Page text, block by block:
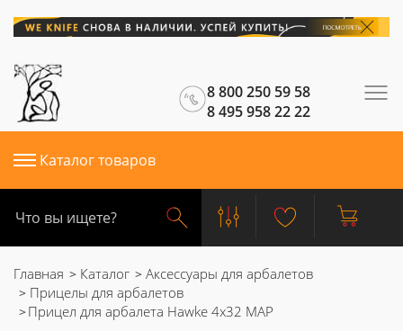
8 800 250 59 58
8 495 958 22 22
Каталог товаров
Главная Каталог
Аксессуары для арбалетов
Прицелы для арбалетов
Прицел для арбалета Hawke 4x32 MAP